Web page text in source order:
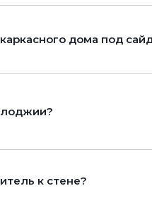
дома под
лоджии?
к стене?